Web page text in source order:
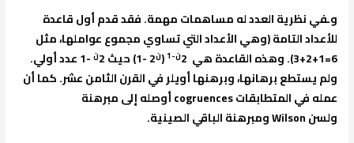
وـفي نظرية العدد له مساهمات مهمة. فقد قدم أول قاعدة
للأعداد التامة (وهي الأعداد التي تساوي مجموع عواملها، مثل
6=1+2+3). وهذه القاعدة هي 2
ن-1 (ن2 -1) حيث 2 ن
-1 عدد أولي.
ولم يستطع برهانها، وبرهنها أويلر في القرن الثامن عشر. كما أن
عمله في المتطابقاتcogruencesأوصله إلى مبرهنة
ولسنWilsonومبرهنة الباقي الصينية.